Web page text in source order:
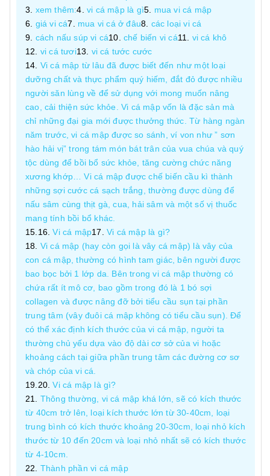
xem thêm:
vi cá mập là gì
mua vi cá mập
giá vi cá
mua vi cá ở đâu
các loại vi cá
cách nấu súp vi cá
chế biến vi cá
vi cá khô
vi cá tươi
vi cá tước cước
Vi cá mập từ lâu đã được biết đến như một loại
dưỡng chất và thực phẩm quý hiếm, đắt đỏ được nhiều
người săn lùng về để sử dụng với mong muốn nâng
cao, cải thiện sức khỏe. Vi cá mập vốn là đặc sản mà
chỉ những đại gia mới được thưởng thức. Từ hàng ngàn
năm trước, vi cá mập được so sánh, ví von như ” sơn
hào hải vị” trong tám món bát trân của vua chúa và quý
tộc dùng để bồi bổ sức khỏe, tăng cường chức năng
xương khớp… Vi cá mập được chế biến cầu kì thành
những sợi cước cá sạch trắng, thường được dùng để
nấu sâm cùng thịt gà, cua, hải sâm và một số vị thuốc
mang tính bồi bổ khác.
Vi cá mập
Vi cá mập là gì?
Vi cá mập (hay còn gọi là vây cá mập) là vây của
con cá mập, thường có hình tam giác, bên người được
bao bọc bởi 1 lớp da. Bên trong vi cá mập thường có
chứa rất ít mô cơ, bao gồm trong đó là 1 bó sợi
collagen và được nâng đỡ bởi tiểu cầu sụn tại phần
trung tâm (vây đuôi cá mập không có tiểu cầu sụn). Để
có thể xác định kích thước của vi cá mập, người ta
thường chủ yếu dựa vào độ dài cơ sở của vi hoặc
khoảng cách tại giữa phần trung tâm các đường cơ sơ
và chóp của vi cá.
Vi cá mập là gì?
Thông thường, vi cá mập khá lớn, sẽ có kích thước
từ 40cm trở lên, loại kích thước lớn từ 30-40cm, loại
trung bình có kích thước khoảng 20-30cm, loại nhỏ kích
thước từ 10 đến 20cm và loại nhỏ nhất sẽ có kích thước
từ 4-10cm.
Thành phần vi cá mập